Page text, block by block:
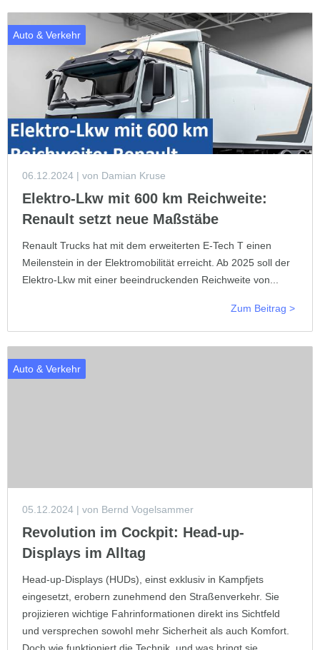
Auto & Verkehr
06.12.2024 | von Damian Kruse
Elektro-Lkw mit 600 km Reichweite:
Renault setzt neue Maßstäbe
Renault Trucks hat mit dem erweiterten E-Tech T einen
Meilenstein in der Elektromobilität erreicht. Ab 2025 soll der
Elektro-Lkw mit einer beeindruckenden Reichweite von...
Zum Beitrag >
Auto & Verkehr
05.12.2024 | von Bernd Vogelsammer
Revolution im Cockpit: Head-up-
Displays im Alltag
Head-up-Displays (HUDs), einst exklusiv in Kampfjets
eingesetzt, erobern zunehmend den Straßenverkehr. Sie
projizieren wichtige Fahrinformationen direkt ins Sichtfeld
und versprechen sowohl mehr Sicherheit als auch Komfort.
Doch wie funktioniert die Technik, und was bringt sie